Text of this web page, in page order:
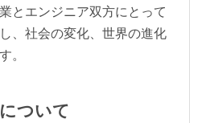
とエンジニア双方にとって
、社会の変化、世界の進化
。
ついて